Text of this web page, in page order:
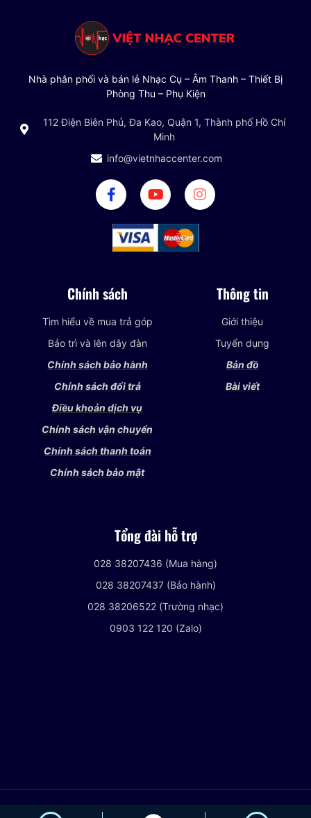
Nhà phân phối và bán lẻ Nhạc Cụ – Âm Thanh – Thiết Bị
Phòng Thu – Phụ Kiện
112 Điện Biên Phủ, Đa Kao, Quận 1, Thành phố Hồ Chí
Minh
info@vietnhaccenter.com
Chính sách
Tìm hiểu về mua trả góp
Bảo trì và lên dây đàn
Chính sách bảo hành
Chính sách đổi trả
Điều khoản dịch vụ
Chính sách vận chuyển
Chính sách thanh toán
Chính sách bảo mật
Thông tin
Giới thiệu
Tuyển dụng
Bản đồ
Bài viết
Tổng đài hỗ trợ
028 38207436 (Mua hàng)
028 38207437 (Bảo hành)
028 38206522 (Trường nhạc)
0903 122 120 (Zalo)
© 2021 VIETNHACCENTER